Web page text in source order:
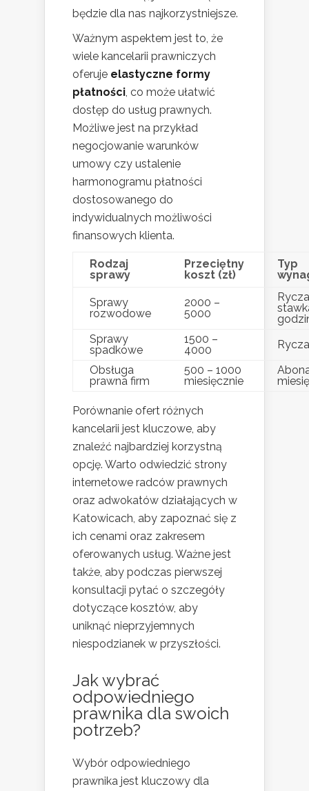
będzie dla nas najkorzystniejsze.
Ważnym aspektem jest to, że
wiele kancelarii prawniczych
oferuje elastyczne formy
płatności , co może ułatwić
dostęp do usług prawnych.
Możliwe jest na przykład
negocjowanie warunków
umowy czy ustalenie
harmonogramu płatności
dostosowanego do
indywidualnych możliwości
finansowych klienta.
Rodzaj
sprawy
Przeciętny
koszt (zł)
Typ
Sprawy
rozwodowe
2000 –
5000
Sprawy
spadkowe
1500 –
4000
Obsługa
prawna firm
500 – 1000
miesięcznie
Porównanie ofert różnych
kancelarii jest kluczowe, aby
znaleźć najbardziej korzystną
opcję. Warto odwiedzić strony
internetowe radców prawnych
oraz adwokatów działających w
Katowicach, aby zapoznać się z
ich cenami oraz zakresem
oferowanych usług. Ważne jest
także, aby podczas pierwszej
konsultacji pytać o szczegóły
dotyczące kosztów, aby
uniknąć nieprzyjemnych
niespodzianek w przyszłości.
Jak wybrać
odpowiedniego
prawnika dla swoich
potrzeb?
Wybór odpowiedniego
prawnika jest kluczowy dla